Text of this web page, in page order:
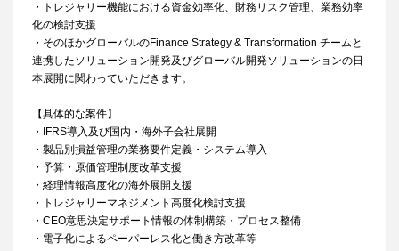
・トレジャリー機能における資金効率化、財務リスク管理、業務効率
化の検討支援
・そのほかグローバルのFinance Strategy & Transformation チームと
連携したソリューション開発及びグローバル開発ソリューションの日
本展開に関わっていただきます。
【具体的な案件】
・IFRS導入及び国内・海外子会社展開
・製品別損益管理の業務要件定義・システム導入
・予算・原価管理制度改革支援
・経理情報高度化の海外展開支援
・トレジャリーマネジメント高度化検討支援
・CEO意思決定サポート情報の体制構築・プロセス整備
・電子化によるペーパーレス化と働き方改革等